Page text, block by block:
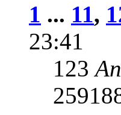
1 ... 11,
23:41
123